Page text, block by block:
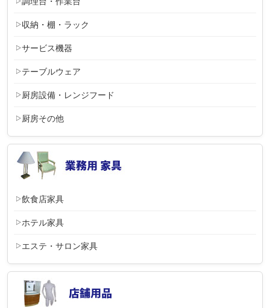
収納・棚・ラック
サービス機器
テーブルウェア
厨房設備・レンジフード
厨房その他
飲食店家具
ホテル家具
エステ・サロン家具